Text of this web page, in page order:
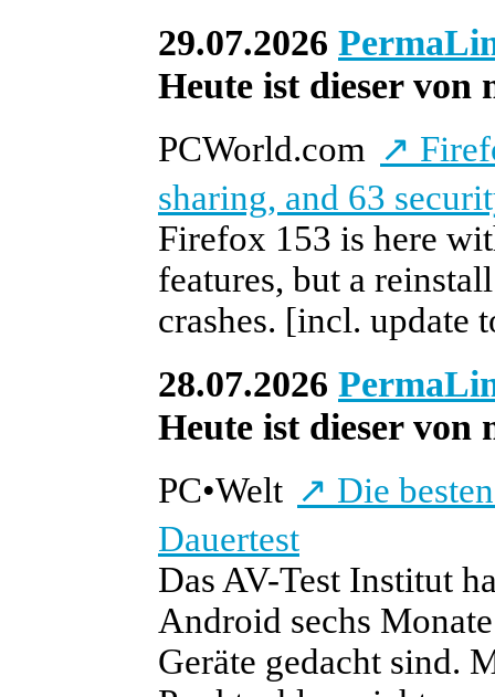
29.07.2026
Heute ist dieser von
PCWorld.com ↗
sharing, and 63
Firefox 153 is here
features, but a
crashes. [incl. update
28.07.2026
Heute ist dieser von
PC•Welt ↗ Die
Dauertest
Das AV-Test Institut
Android sechs
Geräte gedacht sind.